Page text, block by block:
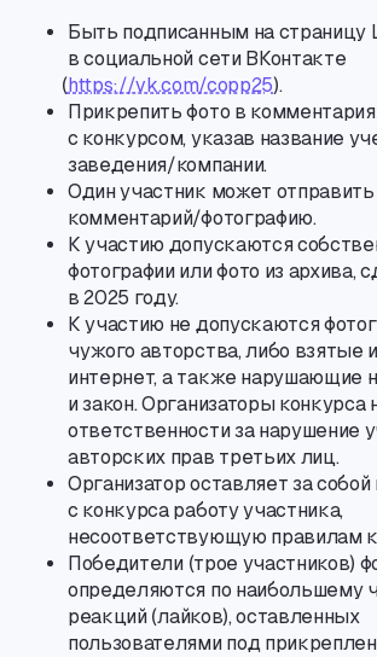
Быть подписанным на
в социальной сети ВКонтакте
(https://vk.com/copp25).
Прикрепить фото в
с конкурсом, указав название
заведения/компании.
Один участник может
комментарий/фотографию.
К участию допускаются
фотографии или фото из архива,
в 2025 году.
К участию не допускаются
чужого авторства,либо взятые
интернет, а также нарушающие
и закон. Организаторы конкурса
ответственности за нарушение
авторских прав третьих лиц.
Организатор оставляет за собой
с конкурса работу участника,
несоответствующую правилам
Победители (трое участников)
определяются по наибольшему
реакций (лайков), оставленных
пользователями под